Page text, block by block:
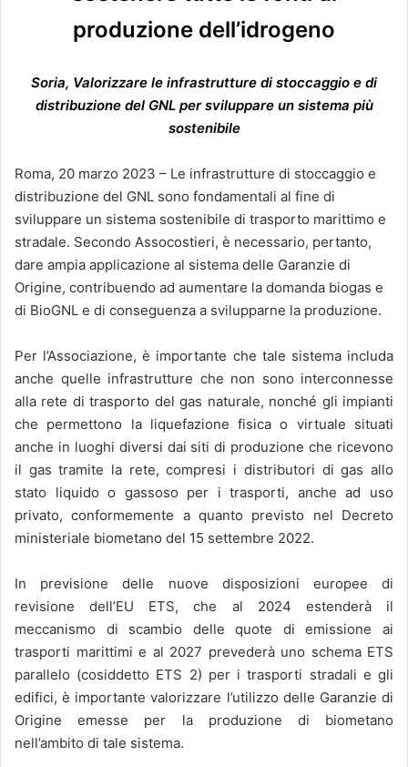
produzione dell’idrogeno
Soria, Valorizzare le infrastrutture di stoccaggio e di
distribuzione del GNL per sviluppare un sistema più
sostenibile
Roma, 20 marzo 2023 – Le infrastrutture di stoccaggio e
distribuzione del GNL sono fondamentali al fine di
sviluppare un sistema sostenibile di trasporto marittimo e
stradale. Secondo Assocostieri, è necessario, pertanto,
dare ampia applicazione al sistema delle Garanzie di
Origine, contribuendo ad aumentare la domanda biogas e
di BioGNL e di conseguenza a svilupparne la produzione.
Per l’Associazione, è importante che tale sistema includa
anche quelle infrastrutture che non sono interconnesse
alla rete di trasporto del gas naturale, nonché gli impianti
che permettono la liquefazione fisica o virtuale situati
anche in luoghi diversi dai siti di produzione che ricevono
il gas tramite la rete, compresi i distributori di gas allo
stato liquido o gassoso per i trasporti, anche ad uso
privato, conformemente a quanto previsto nel Decreto
ministeriale biometano del 15 settembre 2022.
In previsione delle nuove disposizioni europee di
revisione dell’EU ETS, che al 2024 estenderà il
meccanismo di scambio delle quote di emissione ai
trasporti marittimi e al 2027 prevederà uno schema ETS
parallelo (cosiddetto ETS 2) per i trasporti stradali e gli
edifici, è importante valorizzare l’utilizzo delle Garanzie di
Origine emesse per la produzione di biometano
nell’ambito di tale sistema.